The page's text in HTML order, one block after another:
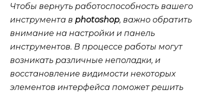
Чтобы вернуть работоспособность вашего
инструмента в photoshop, важно обратить
внимание на настройки и панель
инструментов. В процессе работы могут
возникать различные неполадки, и
восстановление видимости некоторых
элементов интерфейса поможет решить